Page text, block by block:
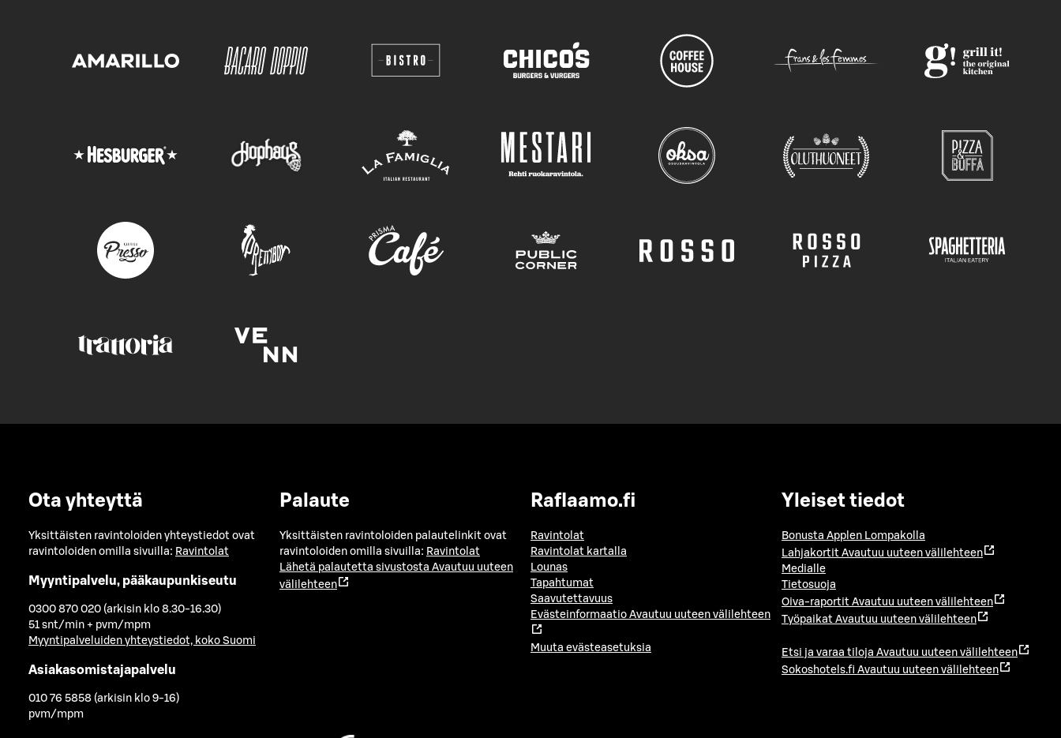
Ota yhteyttä
Yksittäisten ravintoloiden yhteystiedot ovat
ravintoloiden omilla sivuilla: Ravintolat
Myyntipalvelu, pääkaupunkiseutu
0300 870 020 (arkisin klo 8.30-16.30)
51 snt/min + pvm/mpm
Myyntipalveluiden yhteystiedot, koko Suomi
Asiakasomistajapalvelu
010 76 5858 (arkisin klo 9-16)
pvm/mpm
Palaute
Yksittäisten ravintoloiden palautelinkit ovat
ravintoloiden omilla sivuilla: Ravintolat
Lähetä palautetta sivustosta Avautuu uuteen
välilehteen
Raflaamo.fi
Ravintolat
Ravintolat kartalla
Lounas
Tapahtumat
Saavutettavuus
Evästeinformaatio Avautuu uuteen välilehteen
Muuta evästeasetuksia
Yleiset tiedot
Bonusta Applen Lompakolla
Lahjakortit Avautuu uuteen välilehteen
Medialle
Tietosuoja
Oiva-raportit Avautuu uuteen välilehteen
Työpaikat Avautuu uuteen välilehteen
Etsi ja varaa tiloja Avautuu uuteen välilehteen
Sokoshotels.fi Avautuu uuteen välilehteen